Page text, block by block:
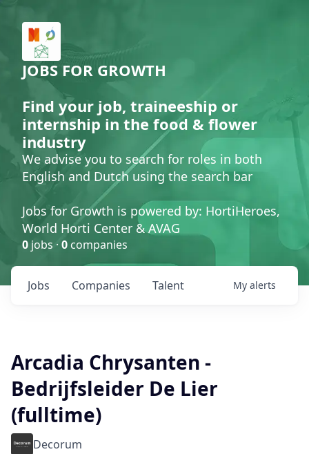
JOBS FOR GROWTH
Find your job, traineeship or
internship in the food & flower
industry
We advise you to search for roles in both
English and Dutch using the search bar
Jobs for Growth is powered by: HortiHeroes,
World Horti Center & AVAG
0 jobs · 0 companies
Jobs Companies Talent My alerts
Arcadia Chrysanten -
Bedrijfsleider De Lier
(fulltime)
Decorum